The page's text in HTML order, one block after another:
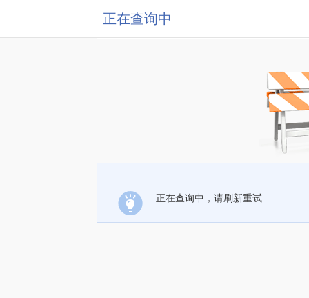
正在查询中
正在查询中，请刷新重试